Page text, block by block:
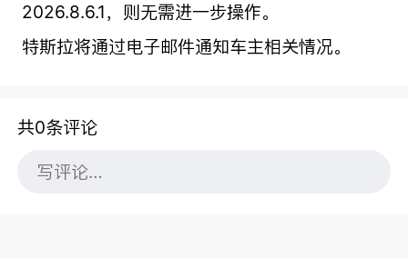
2026.8.6.1，则无需进一步操作。
特斯拉将通过电子邮件通知车主相关情况。
共0条评论